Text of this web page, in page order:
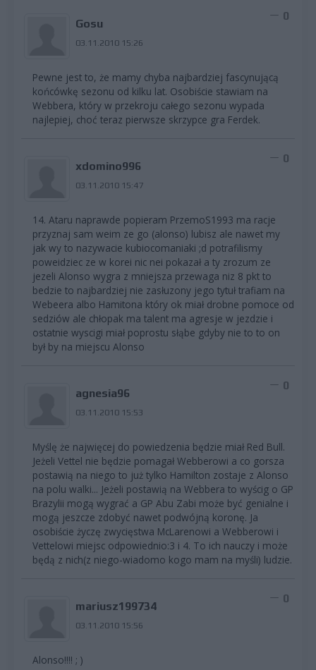
Gosu
03.11.2010 15:26
0
Pewne jest to, że mamy chyba najbardziej fascynującą
końcówkę sezonu od kilku lat. Osobiście stawiam na
Webbera, który w przekroju całego sezonu wypada
najlepiej, choć teraz pierwsze skrzypce gra Ferdek.
xdomino996
03.11.2010 15:47
0
14. Ataru naprawde popieram PrzemoS1993 ma racje
przyznaj sam weim ze go (alonso) lubisz ale nawet my
jak wy to nazywacie kubiocomaniaki ;d potrafilismy
poweidziec ze w korei nic nei pokazał a ty zrozum ze
jezeli Alonso wygra z mniejsza przewaga niz 8 pkt to
bedzie to najbardziej nie zasłuzony jego tytuł trafiam na
Webeera albo Hamitona który ok miał drobne pomoce od
sedziów ale chłopak ma talent ma agresje w jezdzie i
ostatnie wyscigi miał poprostu słąbe gdyby nie to to on
był by na miejscu Alonso
agnesia96
03.11.2010 15:53
0
Myślę że najwięcej do powiedzenia będzie miał Red Bull.
Jeżeli Vettel nie będzie pomagał Webberowi a co gorsza
postawią na niego to już tylko Hamilton zostaje z Alonso
na polu walki... Jeżeli postawią na Webbera to wyścig o GP
Brazylii mogą wygrać a GP Abu Zabi może być genialne i
mogą jeszcze zdobyć nawet podwójną koronę. Ja
osobiście życzę zwycięstwa McLarenowi a Webberowi i
Vettelowi miejsc odpowiednio:3 i 4. To ich nauczy i może
będą z nich(z niego-wiadomo kogo mam na myśli) ludzie.
mariusz199734
03.11.2010 15:56
0
Alonso!!!! ; )